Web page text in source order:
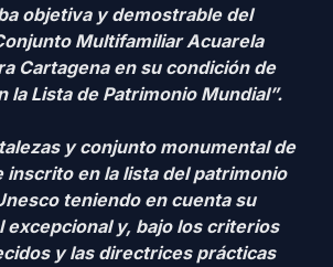
objetiva y demostrable del
Multifamiliar Acuarela
Cartagena en su condición de
la Lista de Patrimonio Mundial”.
y conjunto monumental de
inscrito en la lista del patrimonio
teniendo en cuenta su
excepcional y, bajo los criterios
y las directrices prácticas